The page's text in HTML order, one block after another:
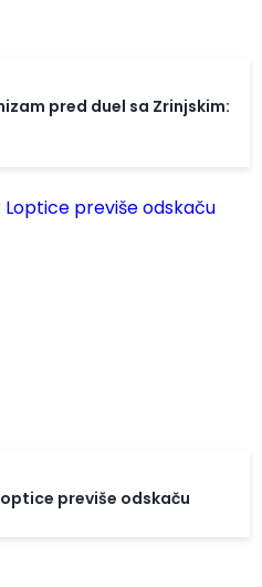
pred duel sa Zrinjskim:
previše odskaču